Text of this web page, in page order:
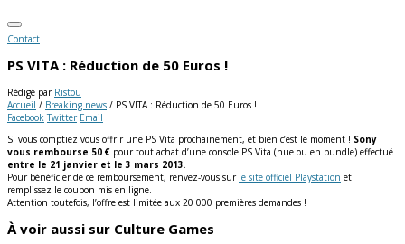
Contact
PS VITA : Réduction de 50 Euros !
Rédigé par Ristou
Accueil / Breaking news / PS VITA : Réduction de 50 Euros !
Facebook Twitter Email
Si vous comptiez vous offrir une PS Vita prochainement, et bien c’est le moment ! Sony
vous rembourse 50 € pour tout achat d’une console PS Vita (nue ou en bundle) effectué
entre le 21 janvier et le 3 mars 2013.
Pour bénéficier de ce remboursement, renvez-vous sur le site officiel Playstation et
remplissez le coupon mis en ligne.
Attention toutefois, l’offre est limitée aux 20 000 premières demandes !
À voir aussi sur Culture Games